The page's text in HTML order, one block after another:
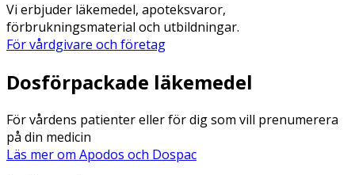
Vi erbjuder läkemedel, apoteksvaror,
förbrukningsmaterial och utbildningar.
För vårdgivare och företag
Dosförpackade läkemedel
För vårdens patienter eller för dig som vill prenumerera
på din medicin
Läs mer om Apodos och Dospac